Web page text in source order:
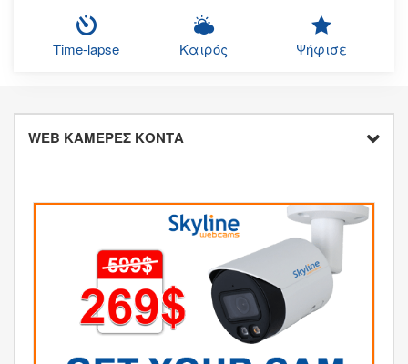
Time-lapse Καιρός Ψήφισε
WEB ΚΑΜΕΡΕΣ ΚΟΝΤΑ